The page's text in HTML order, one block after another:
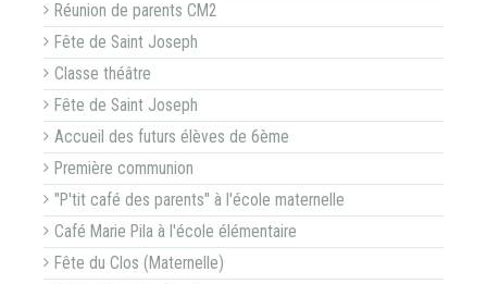
Réunion de parents CM2
Fête de Saint Joseph
Classe théâtre
Fête de Saint Joseph
Accueil des futurs élèves de 6ème
Première communion
"P'tit café des parents" à l'école maternelle
Café Marie Pila à l'école élémentaire
Fête du Clos (Maternelle)